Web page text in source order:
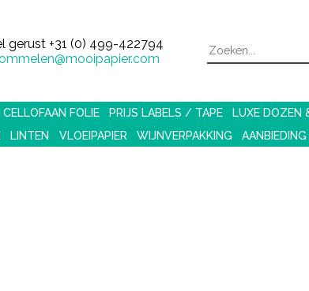
gerust +31 (0) 499-422794
CELLOFAAN FOLIE PRIJS LABELS / TAPE LUXE DOZEN
LINTEN VLOEIPAPIER WIJNVERPAKKING